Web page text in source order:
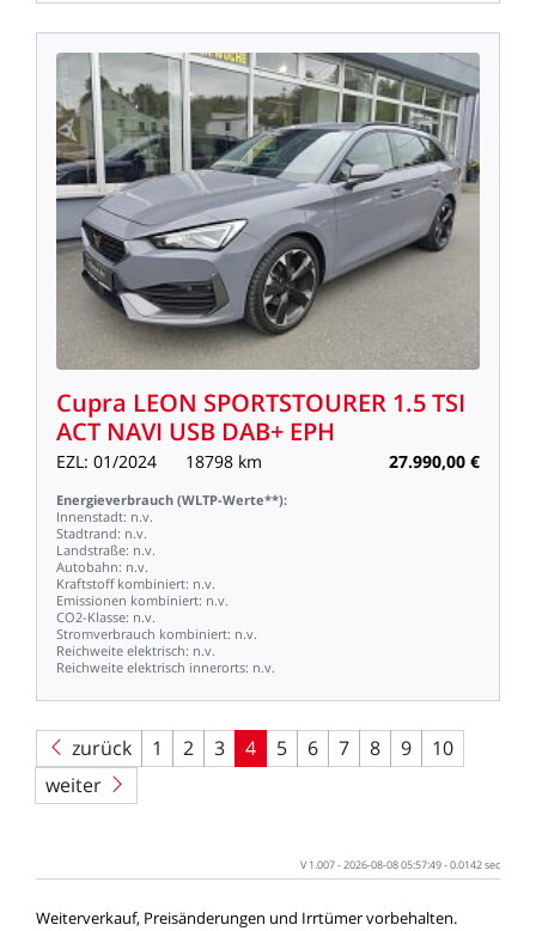
Cupra LEON SPORTSTOURER 1.5TSI
ACT NAVI USB DAB+ EPH
EZL: 01/2024 18798 km 27.990,00 €
Energieverbrauch (WLTP-Werte**):
Innenstadt: n.v.
Stadtrand: n.v.
Landstraße: n.v.
Autobahn: n.v.
Kraftstoff kombiniert: n.v.
Emissionen kombiniert: n.v.
CO2-Klasse: n.v.
Stromverbrauch kombiniert: n.v.
Reichweite elektrisch: n.v.
Reichweite elektrisch innerorts: n.v.
zurück 1 2 3 4 5 6 7 8 9
10
weiter
V 1.007-2026-08-0805:57:49-0.0142sec
Weiterverkauf, Preisänderungen und Irrtümervorbehalten.